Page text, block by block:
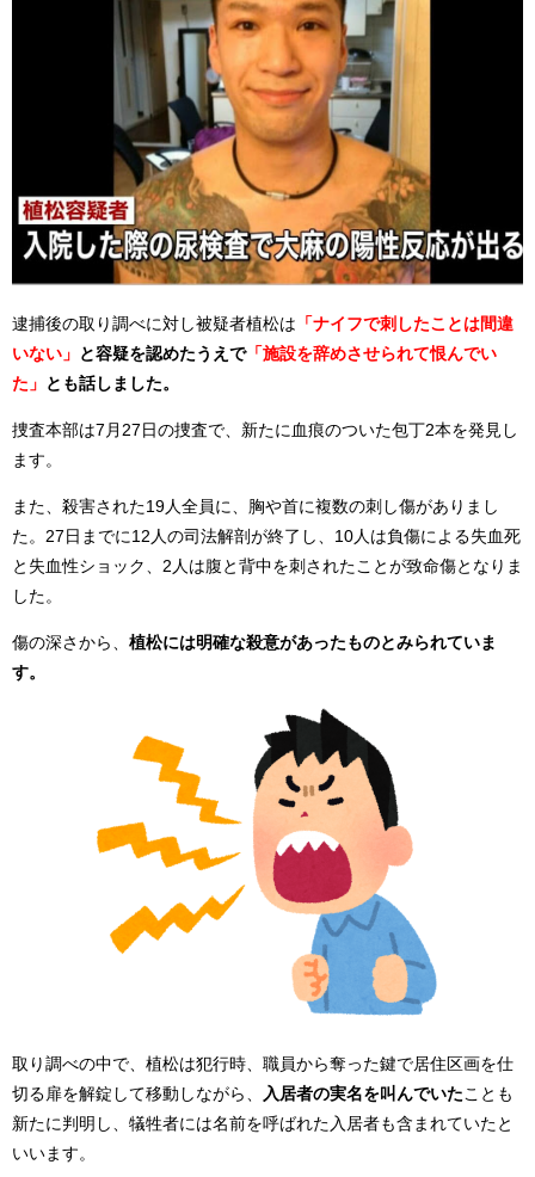
逮捕後の取り調べに対し被疑者植松は 「ナイフで刺したことは間違
いない」
と容疑を認めたうえで「施設を辞めさせられて恨んでい
た」
とも話しました。
捜査本部は7月27日の捜査で、新たに血痕のついた包丁2本を発見し
ます。
また、殺害された19人全員に、胸や首に複数の刺し傷がありまし
た。27日までに12人の司法解剖が終了し、10人は負傷による失血死
と失血性ショック、2人は腹と背中を刺されたことが致命傷となりま
した。
傷の深さから、 植松には明確な殺意があったものとみられていま
す。
取り調べの中で、植松は犯行時、職員から奪った鍵で居住区画を仕
切る扉を解錠して移動しながら、
入居者の実名を叫んでいた ことも
新たに判明し、犠牲者には名前を呼ばれた入居者も含まれていたと
いいます。